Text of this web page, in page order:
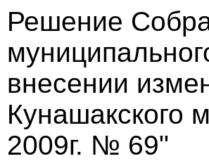
Решение
внесении
Кунашакского
2009г. № 69"